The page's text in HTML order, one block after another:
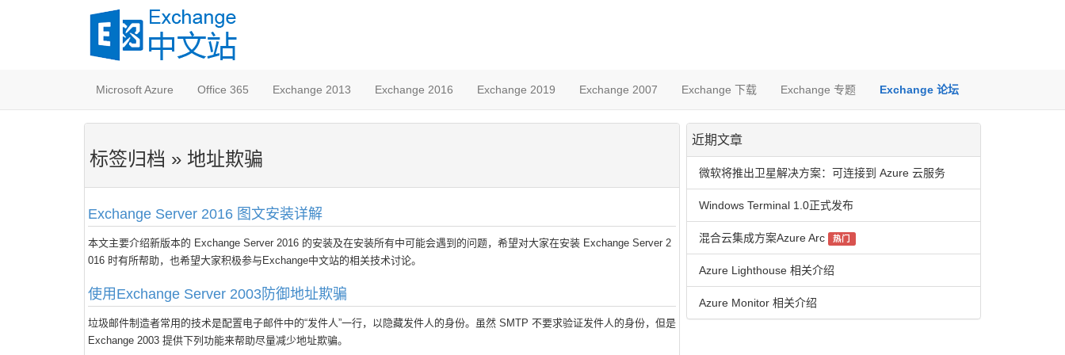
Microsoft Azure Office 365 Exchange 2013 Exchange 2016 Exchange 2019 Exchange 2007 Exchange 下载 Exchange 专题 Exchange 论坛
标签归档 » 地址欺骗
Exchange Server 2016 图文安装详解
本文主要介绍新版本的 Exchange Server 2016 的安装及在安装所有中可能会遇到的问题，希望对大家在安装 Exchange Server 2
016 时有所帮助，也希望大家积极参与Exchange中文站的相关技术讨论。
使用Exchange Server 2003防御地址欺骗
垃圾邮件制造者常用的技术是配置电子邮件中的“发件人”一行，以隐藏发件人的身份。虽然 SMTP 不要求验证发件人的身份，但是
Exchange 2003 提供下列功能来帮助尽量减少地址欺骗。
近期文章
微软将推出卫星解决方案：可连接到 Azure 云服务
Windows Terminal 1.0正式发布
混合云集成方案Azure Arc 热门
Azure Lighthouse 相关介绍
Azure Monitor 相关介绍